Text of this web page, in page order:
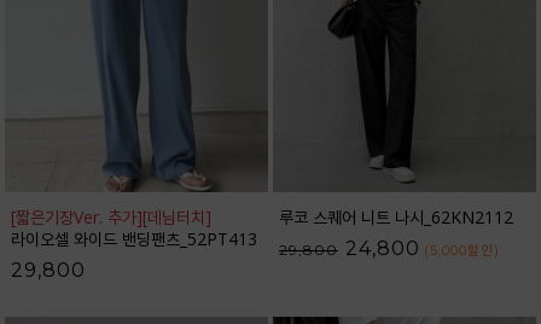
[짧은기장Ver. 추가][데님터치]
라이오셀 와이드 밴딩팬츠_52PT413
29,800
루코 스퀘어 니트 나시_62KN2112
29,800 24,800 (5,000할인 )